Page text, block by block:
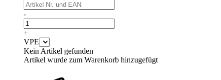
-
+
VPE
Kein Artikel gefunden
Artikel wurde zum Warenkorb hinzugefügt